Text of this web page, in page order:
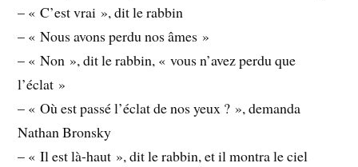
– « C’est vrai », dit le rabbin
– « Nous avons perdu nos âmes »
– « Non », dit le rabbin, « vous n’avez perdu que
l’éclat »
– « Où est passé l’éclat de nos yeux ? », demanda
Nathan Bronsky
– « Il est là-haut », dit le rabbin, et il montra le ciel